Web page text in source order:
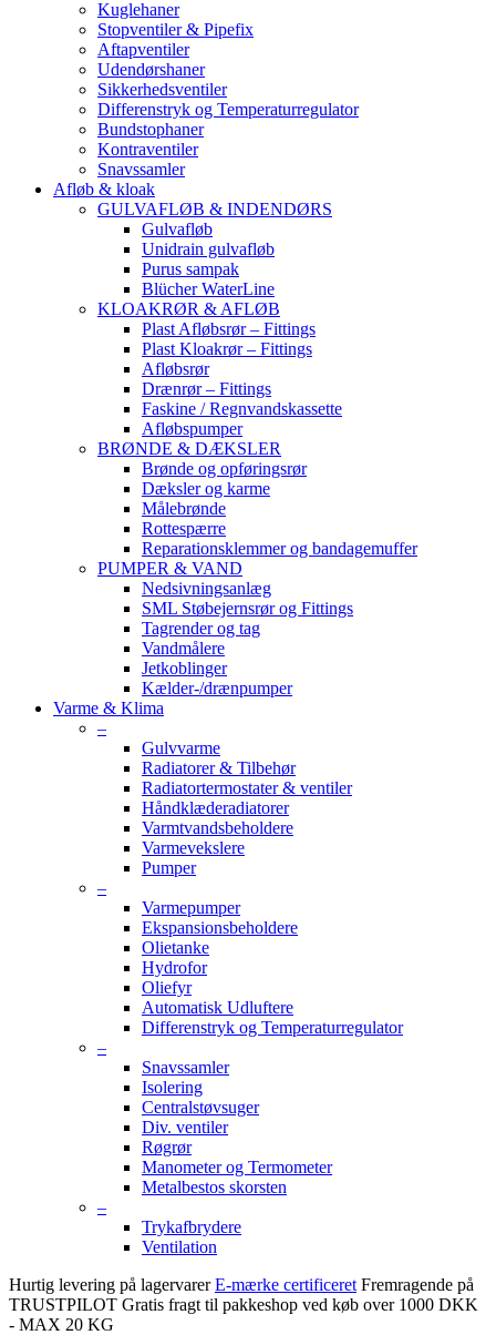
Kuglehaner
Stopventiler & Pipefix
Aftapventiler
Udendørshaner
Sikkerhedsventiler
Differenstryk og Temperaturregulator
Bundstophaner
Kontraventiler
Snavssamler
Afløb & kloak
GULVAFLØB & INDENDØRS
Gulvafløb
Unidrain gulvafløb
Purus sampak
Blücher WaterLine
KLOAKRØR & AFLØB
Plast Afløbsrør – Fittings
Plast Kloakrør – Fittings
Afløbsrør
Drænrør – Fittings
Faskine / Regnvandskassette
Afløbspumper
BRØNDE & DÆKSLER
Brønde og opføringsrør
Dæksler og karme
Målebrønde
Rottespærre
Reparationsklemmer og bandagemuffer
PUMPER & VAND
Nedsivningsanlæg
SML Støbejernsrør og Fittings
Tagrender og tag
Vandmålere
Jetkoblinger
Kælder-/drænpumper
Varme & Klima
–
Gulvvarme
Radiatorer & Tilbehør
Radiatortermostater & ventiler
Håndklæderadiatorer
Varmtvandsbeholdere
Varmevekslere
Pumper
–
Varmepumper
Ekspansionsbeholdere
Olietanke
Hydrofor
Oliefyr
Automatisk Udluftere
Differenstryk og Temperaturregulator
–
Snavssamler
Isolering
Centralstøvsuger
Div. ventiler
Røgrør
Manometer og Termometer
Metalbestos skorsten
–
Trykafbrydere
Ventilation
Hurtig levering på lagervarer E-mærke certificeret Fremragende på
TRUSTPILOT Gratis fragt til pakkeshop ved køb over 1000 DKK
- MAX 20 KG